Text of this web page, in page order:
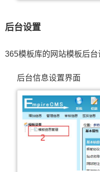
后台设置
365模板库的网站模板后台
后台信息设置界面